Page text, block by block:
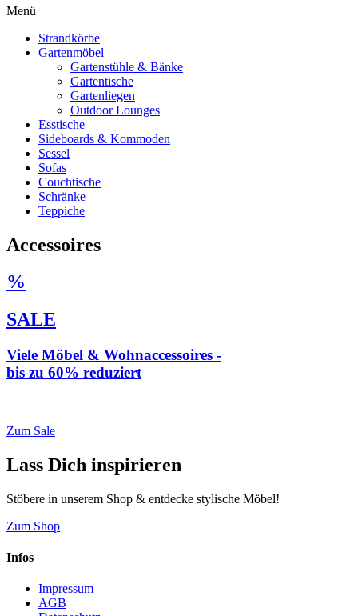
Menü
Strandkörbe
Gartenmöbel
Gartenstühle & Bänke
Gartentische
Gartenliegen
Outdoor Lounges
Esstische
Sideboards & Kommoden
Sessel
Sofas
Couchtische
Schränke
Teppiche
Accessoires
%
SALE
Viele Möbel & Wohnaccessoires -
bis zu 60% reduziert
Zum Sale
Lass Dich inspirieren
Stöbere in unserem Shop & entdecke stylische Möbel!
Zum Shop
Infos
Impressum
AGB